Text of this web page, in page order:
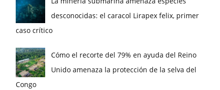
desconocidas: el caracol Lirapex felix, primer
caso crítico
Cómo el recorte del 79% en ayuda del Reino
Unido amenaza la protección de la selva del
Congo